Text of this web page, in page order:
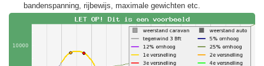
bandenspanning, rijbewijs, maximale gewichten etc.